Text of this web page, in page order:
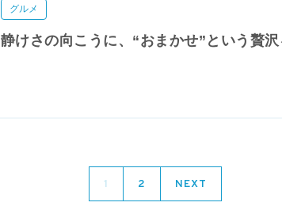
グルメ
静けさの向こうに、“おまかせ”という贅
1 2 NEXT